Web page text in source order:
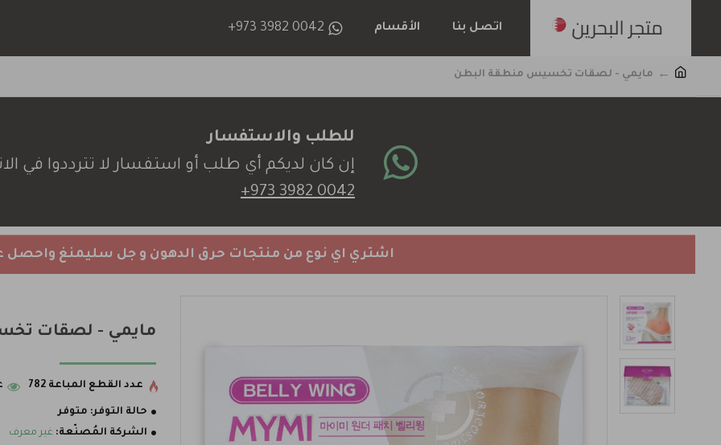
اتصل بنا الأقسام +973 3982 0042
مايمي - لصقات تخسيس منطقة البطن
للطلب والاستفسار
إن كان لديكم أي طلب أو استفسار لا تترددوا في
+973 3982 0042
اشتري اي نوع من منتجات حرق الدهون و جل سليمنغ
مايمي - لصقات
حالة التوفر: متوفر
الشركة المُصنّعة: غير معرف
عدد القطع المباعة 782